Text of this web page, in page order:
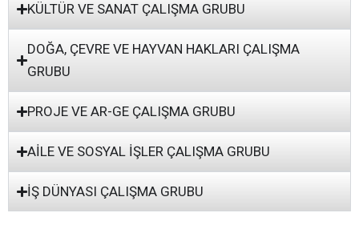
KÜLTÜR VE SANAT ÇALIŞMA GRUBU
DOĞA, ÇEVRE VE HAYVAN HAKLARI ÇALIŞMA
GRUBU
PROJE VE AR-GE ÇALIŞMA GRUBU
AİLE VE SOSYAL İŞLER ÇALIŞMA GRUBU
İŞ DÜNYASI ÇALIŞMA GRUBU